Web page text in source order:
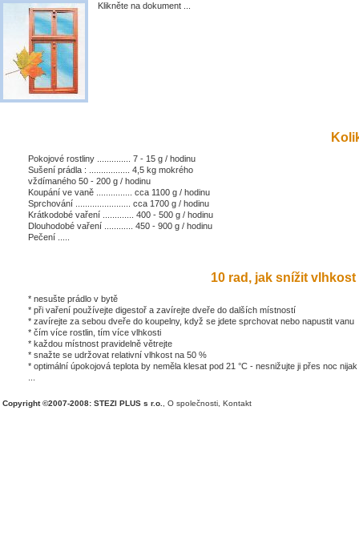
Klikněte na dokument ...
Pokojové rostliny .............. 7 - 15 g / hodinu
Sušení prádla : ................. 4,5 kg mokrého
vždímaného 50 - 200 g / hodinu
Koupání ve vaně ............... cca 1100 g / hodinu
Sprchování ....................... cca 1700 g / hodinu
Krátkodobé vaření ............. 400 - 500 g / hodinu
Dlouhodobé vaření ............ 450 - 900 g / hodinu
Pečení .....
10 rad, jak snížit vlhkost
* nesušte prádlo v bytě
* při vaření používejte digestoř a zavírejte dveře do dalších místností
* zavírejte za sebou dveře do koupelny, když se jdete sprchovat nebo napustit vanu
* čím více rostlin, tím více vlhkosti
* každou místnost pravidelně větrejte
* snažte se udržovat relativní vlhkost na 50 %
* optimální úpokojová teplota by neměla klesat pod 21 °C - nesnižujte ji přes noc nijak
Copyright ©2007-2008: STEZI PLUS s r.o. O společnosti Kontakt